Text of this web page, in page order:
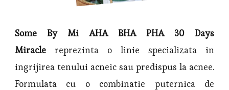
Some By Mi AHA BHA PHA 30 Days
Miracle reprezinta o linie specializata in
ingrijirea tenului acneic sau predispus la acnee.
Formulata cu o combinatie puternica de